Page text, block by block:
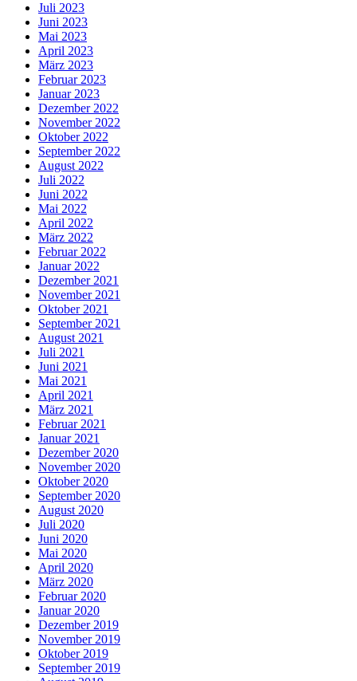
Juli 2023
Juni 2023
Mai 2023
April 2023
März 2023
Februar 2023
Januar 2023
Dezember 2022
November 2022
Oktober 2022
September 2022
August 2022
Juli 2022
Juni 2022
Mai 2022
April 2022
März 2022
Februar 2022
Januar 2022
Dezember 2021
November 2021
Oktober 2021
September 2021
August 2021
Juli 2021
Juni 2021
Mai 2021
April 2021
März 2021
Februar 2021
Januar 2021
Dezember 2020
November 2020
Oktober 2020
September 2020
August 2020
Juli 2020
Juni 2020
Mai 2020
April 2020
März 2020
Februar 2020
Januar 2020
Dezember 2019
November 2019
Oktober 2019
September 2019